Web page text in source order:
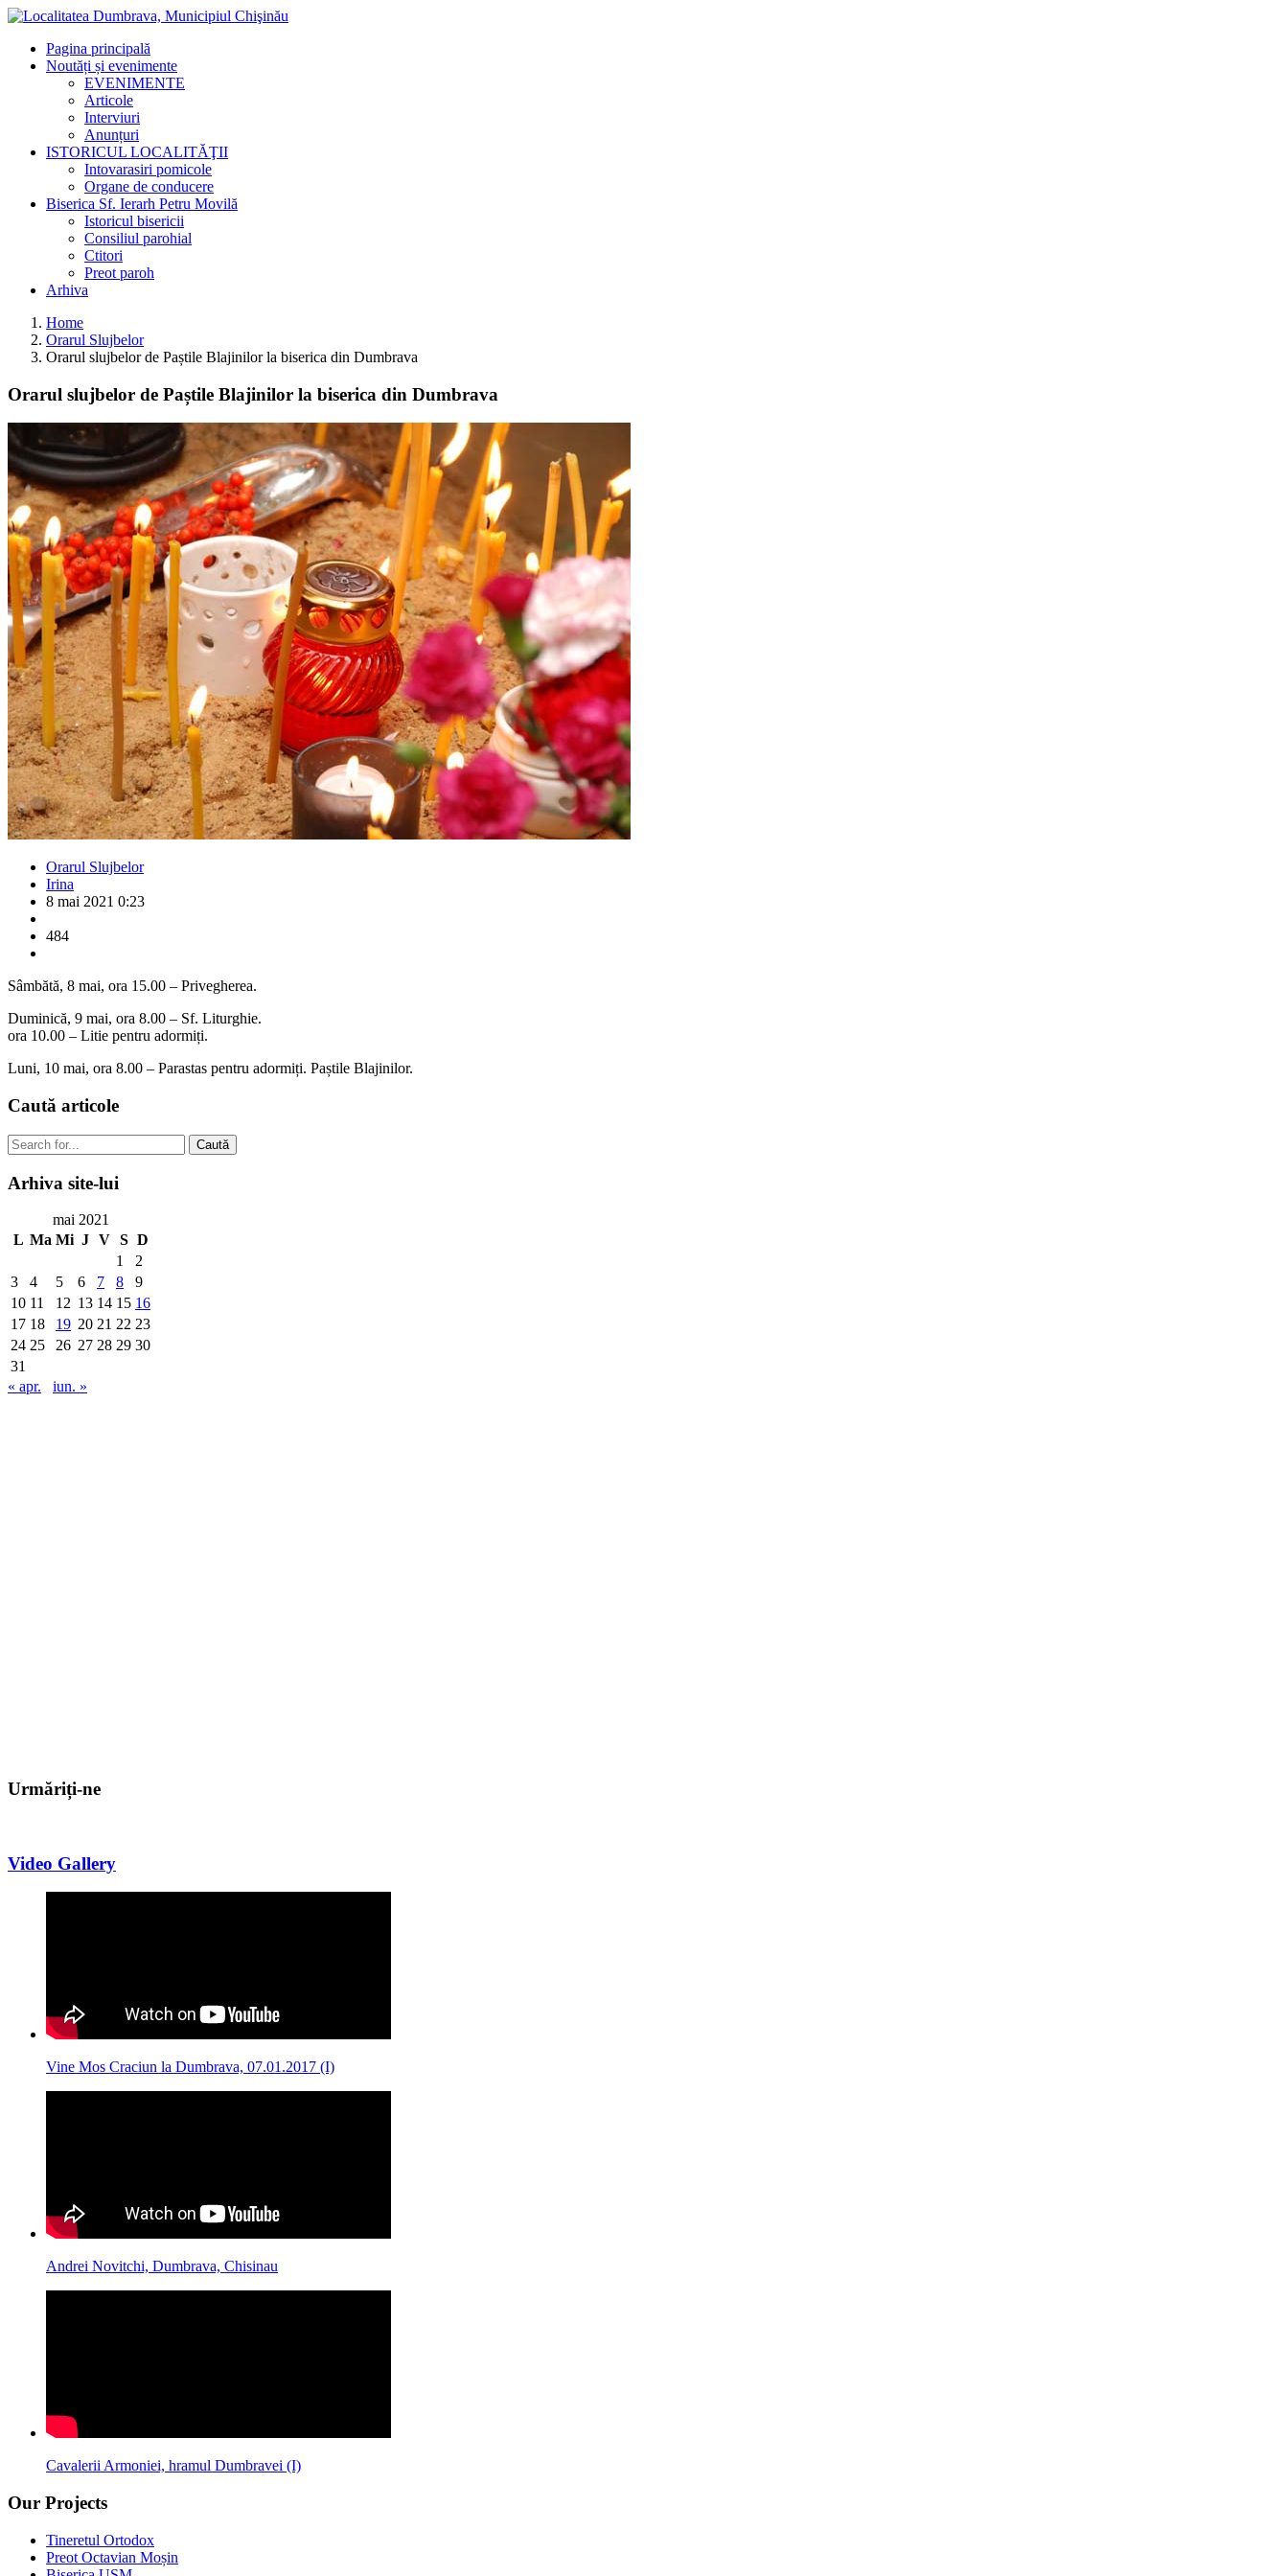
Pagina principală
Noutăți și evenimente
EVENIMENTE
Articole
Interviuri
Anunțuri
ISTORICUL LOCALITĂŢII
Intovarasiri pomicole
Organe de conducere
Biserica Sf. Ierarh Petru Movilă
Istoricul bisericii
Consiliul parohial
Ctitori
Preot paroh
Arhiva
Home
Orarul Slujbelor
Orarul slujbelor de Paștile Blajinilor la biserica din Dumbrava
Orarul slujbelor de Paștile Blajinilor la biserica din Dumbrava
Orarul Slujbelor
Irina
8 mai 2021 0:23
484
Sâmbătă, 8 mai, ora 15.00 – Privegherea.
Duminică, 9 mai, ora 8.00 – Sf. Liturghie.
ora 10.00 – Litie pentru adormiți.
Luni, 10 mai, ora 8.00 – Parastas pentru adormiți. Paștile Blajinilor.
Caută articole
Caută
Arhiva site-lui
mai 2021
L Ma Mi J V S D
1
2
3
4 5 6 7 8
9
10 11 12 13 14 15 16
17 18 19 20 21 22 23
24 25 26 27 28 29 30
31
« apr.
iun. »
Urmăriți-ne
Video Gallery
Vine Mos Craciun la Dumbrava, 07.01.2017 (I)
Andrei Novitchi, Dumbrava, Chisinau
Cavalerii Armoniei, hramul Dumbravei (I)
Our Projects
Tineretul Ortodox
Preot Octavian Moșin